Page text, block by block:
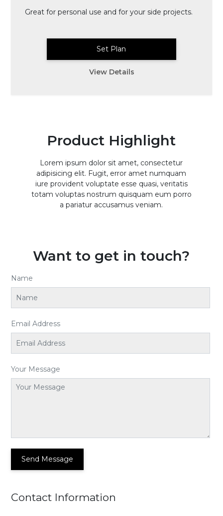
Great for personal use and for your side projects.
Set Plan
View Details
Product Highlight
Lorem ipsum dolor sit amet, consectetur
adipisicing elit. Fugit, error amet numquam
iure provident voluptate esse quasi, veritatis
totam voluptas nostrum quisquam eum porro
a pariatur accusamus veniam.
Want to get in touch?
Name
Email Address
Your Message
Send Message
Contact Information